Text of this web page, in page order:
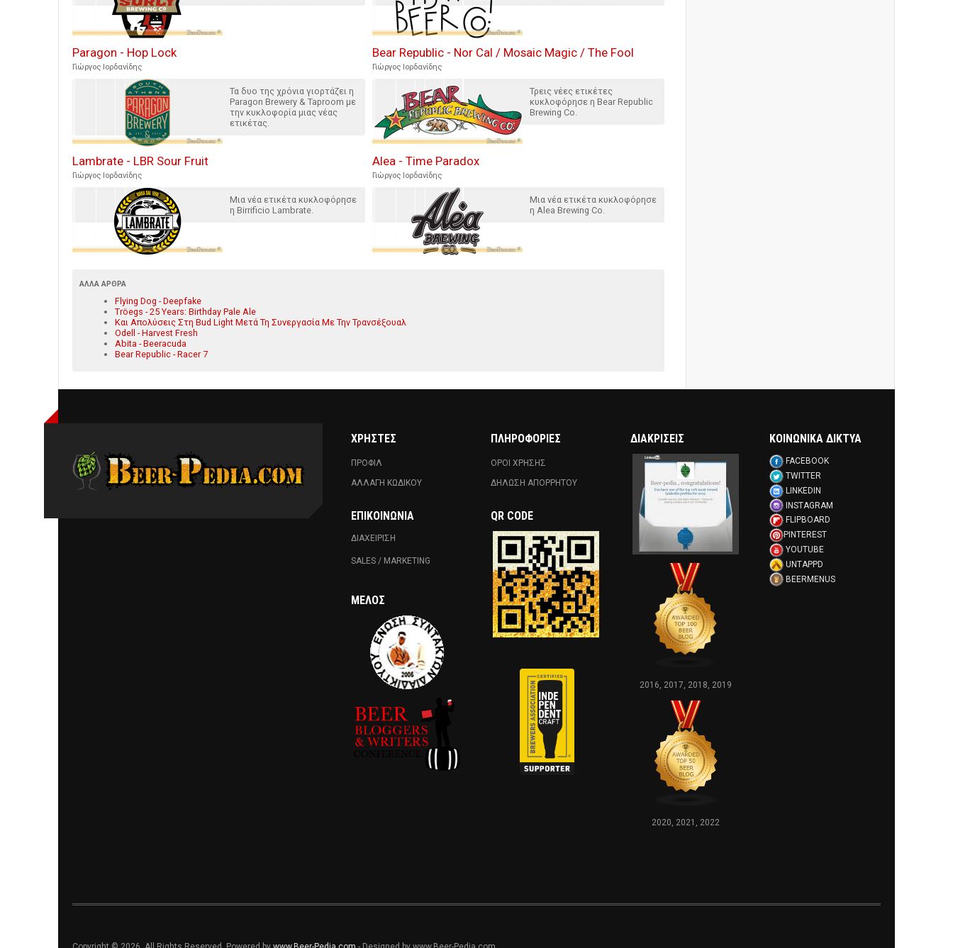
Paragon - Hop Lock
Γιώργος Ιορδανίδης
Τα δυο της χρόνια γιορτάζει η
Paragon Brewery & Taproom με
την κυκλοφορία μιας νέας
ετικέτας.
Bear Republic - Nor Cal / Mosaic Magic / The Fool
Γιώργος Ιορδανίδης
Τρεις νέες ετικέτες
κυκλοφόρησε η Bear Republic
Brewing Co.
Lambrate - LBR Sour Fruit
Γιώργος Ιορδανίδης
Μια νέα ετικέτα κυκλοφόρησε
η Birrificio Lambrate.
Alea - Time Paradox
Γιώργος Ιορδανίδης
Μια νέα ετικέτα κυκλοφόρησε
η Alea Brewing Co.
ΆΛΛΑ ΆΡΘΡΑ
Flying Dog - Deepfake
Tröegs - 25 Years: Birthday Pale Ale
Και Απολύσεις Στη Bud Light Μετά Τη Συνεργασία Με Την Τρανσέξουαλ
Odell - Harvest Fresh
Abita - Beeracuda
Bear Republic - Racer 7
ΧΡΗΣΤΕΣ
ΠΡΟΦΙΛ
ΑΛΛΑΓΗ ΚΩΔΙΚΟΥ
ΕΠΙΚΟΙΝΩΝΊΑ
ΔΙΑΧΕΙΡΙΣΗ
SALES / MARKETING
ΜΈΛΟΣ
ΠΛΗΡΟΦΟΡΙΕΣ
ΟΡΟΙ ΧΡΗΣΗΣ
ΔΗΛΩΣΗ ΑΠΟΡΡΗΤΟΥ
QR CODE
ΔΙΑΚΡΊΣΕΙΣ
2016, 2017, 2018, 2019
2020, 2021, 2022
ΚΟΙΝΩΝΙΚΑ ΔΙΚΤΥΑ
FACEBOOK
TWITTER
LINKEDIN
INSTAGRAM
FLIPBOARD
PINTEREST
YOUTUBE
UNTAPPD
BEERMENUS